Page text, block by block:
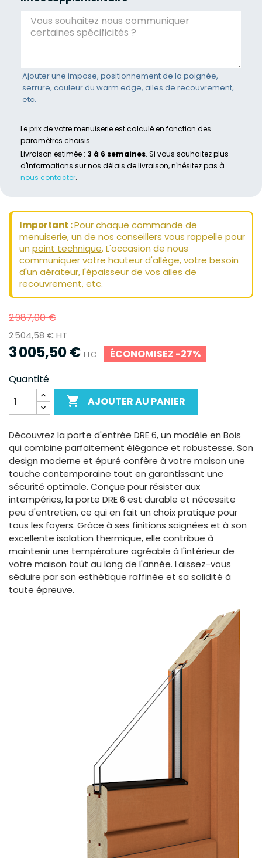
Ajouter une impose, positionnement de la poignée,
serrure, couleur du warm edge, ailes de recouvrement,
etc.
Le prix de votre menuiserie est calculé en fonction des
paramètres choisis.
Livraison estimée : 3 à 6 semaines. Si vous souhaitez plus
d'informations sur nos délais de livraison, n'hésitez pas à
nous contacter.
Important :Pour chaque commande de
menuiserie, un de nos conseillers vous rappelle pour
un point technique. L'occasion de nous
communiquer votre hauteur d'allège, votre besoin
d'un aérateur, l'épaisseur de vos ailes de
recouvrement, etc.
2 987,00 €
2 504,58 € HT
3 005,50 €TTC
ÉCONOMISEZ -27%
Quantité
 AJOUTER AU PANIER
Découvrez la porte d'entrée DRE 6, un modèle en Bois
qui combine parfaitement élégance et robustesse. Son
design moderne et épuré confère à votre maison une
touche contemporaine tout en garantissant une
sécurité optimale. Conçue pour résister aux
intempéries, la porte DRE 6 est durable et nécessite
peu d'entretien, ce qui en fait un choix pratique pour
tous les foyers. Grâce à ses finitions soignées et à son
excellente isolation thermique, elle contribue à
maintenir une température agréable à l'intérieur de
votre maison tout au long de l'année. Laissez-vous
séduire par son esthétique raffinée et sa solidité à
toute épreuve.